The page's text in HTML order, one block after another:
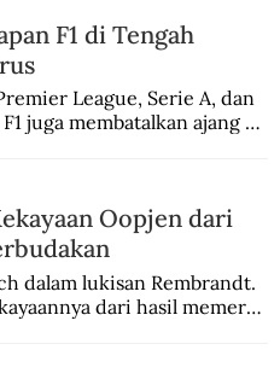
F1 di Tengah
League, Serie A, dan
juga membatalkan ajang
Oopjen dari
dalam lukisan Rembrandt.
dari hasil memeras